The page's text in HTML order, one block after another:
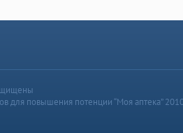
для повышения потенции “Моя аптека”